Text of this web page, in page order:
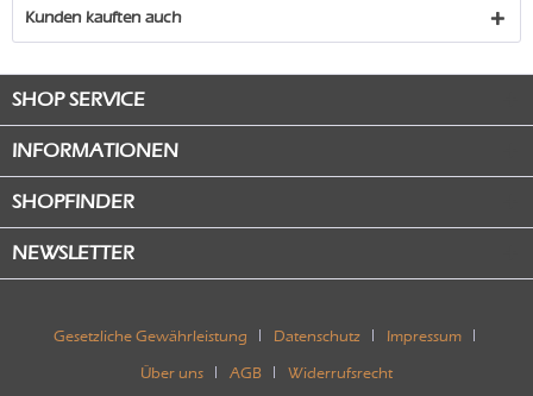
Kunden kauften auch
SHOP SERVICE
INFORMATIONEN
SHOPFINDER
NEWSLETTER
Gesetzliche Gewährleistung Datenschutz Impressum
Über uns AGB Widerrufsrecht